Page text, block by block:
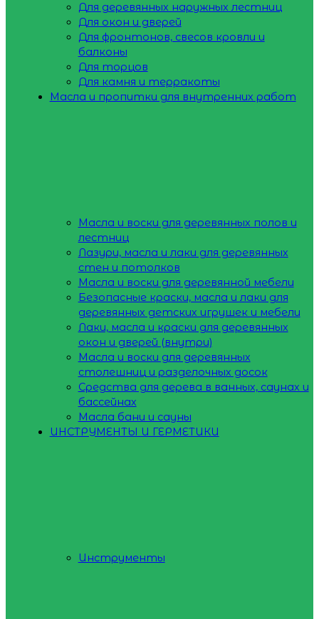
Для деревянных наружных лестниц
Для окон и дверей
Для фронтонов, свесов кровли и
балконы
Для торцов
Для камня и терракоты
Масла и пропитки для внутренних работ
Масла и воски для деревянных полов и
лестниц
Лазури, масла и лаки для деревянных
стен и потолков
Масла и воски для деревянной мебели
Безопасные краски, масла и лаки для
деревянных детских игрушек и мебели
Лаки, масла и краски для деревянных
окон и дверей (внутри)
Масла и воски для деревянных
столешниц и разделочных досок
Средства для дерева в ванных, саунах и
бассейнах
Масла бани и сауны
ИНСТРУМЕНТЫ И ГЕРМЕТИКИ
Инструменты